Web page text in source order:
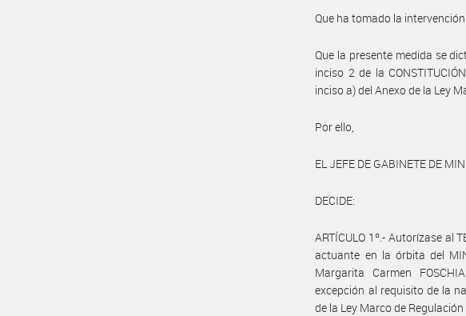
Que ha tomado la
Que la presente medida se
inciso 2 de la
inciso a) del Anexo de la Ley
Por ello,
EL JEFE DE GABINETE DE
DECIDE:
ARTÍCULO 1º.- Autorízase al
actuante en la órbita del
Margarita Carmen
excepción al requisito de la
de la Ley Marco de